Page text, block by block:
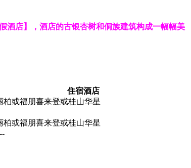
酒店】，酒店的古银杏树和侗族建筑构成一幅幅美
住宿酒店
柏或福朋喜来登或桂山华星
柏或福朋喜来登或桂山华星